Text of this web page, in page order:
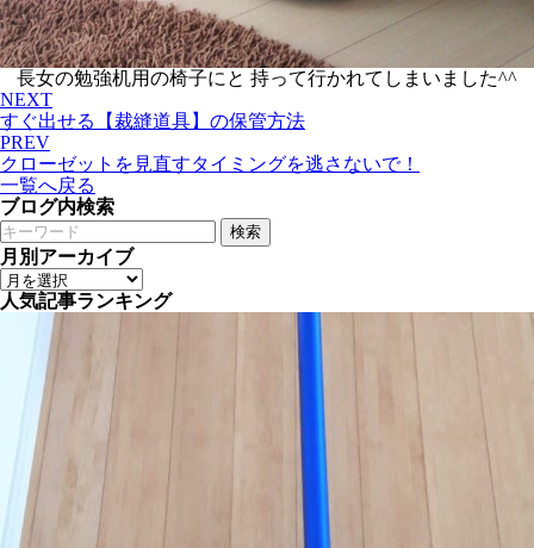
長女の勉強机用の椅子にと 持って行かれてしまいました^^
NEXT
すぐ出せる【裁縫道具】の保管方法
PREV
クローゼットを見直すタイミングを逃さないで！
一覧へ戻る
ブログ内検索
検索
月別アーカイブ
人気記事ランキング